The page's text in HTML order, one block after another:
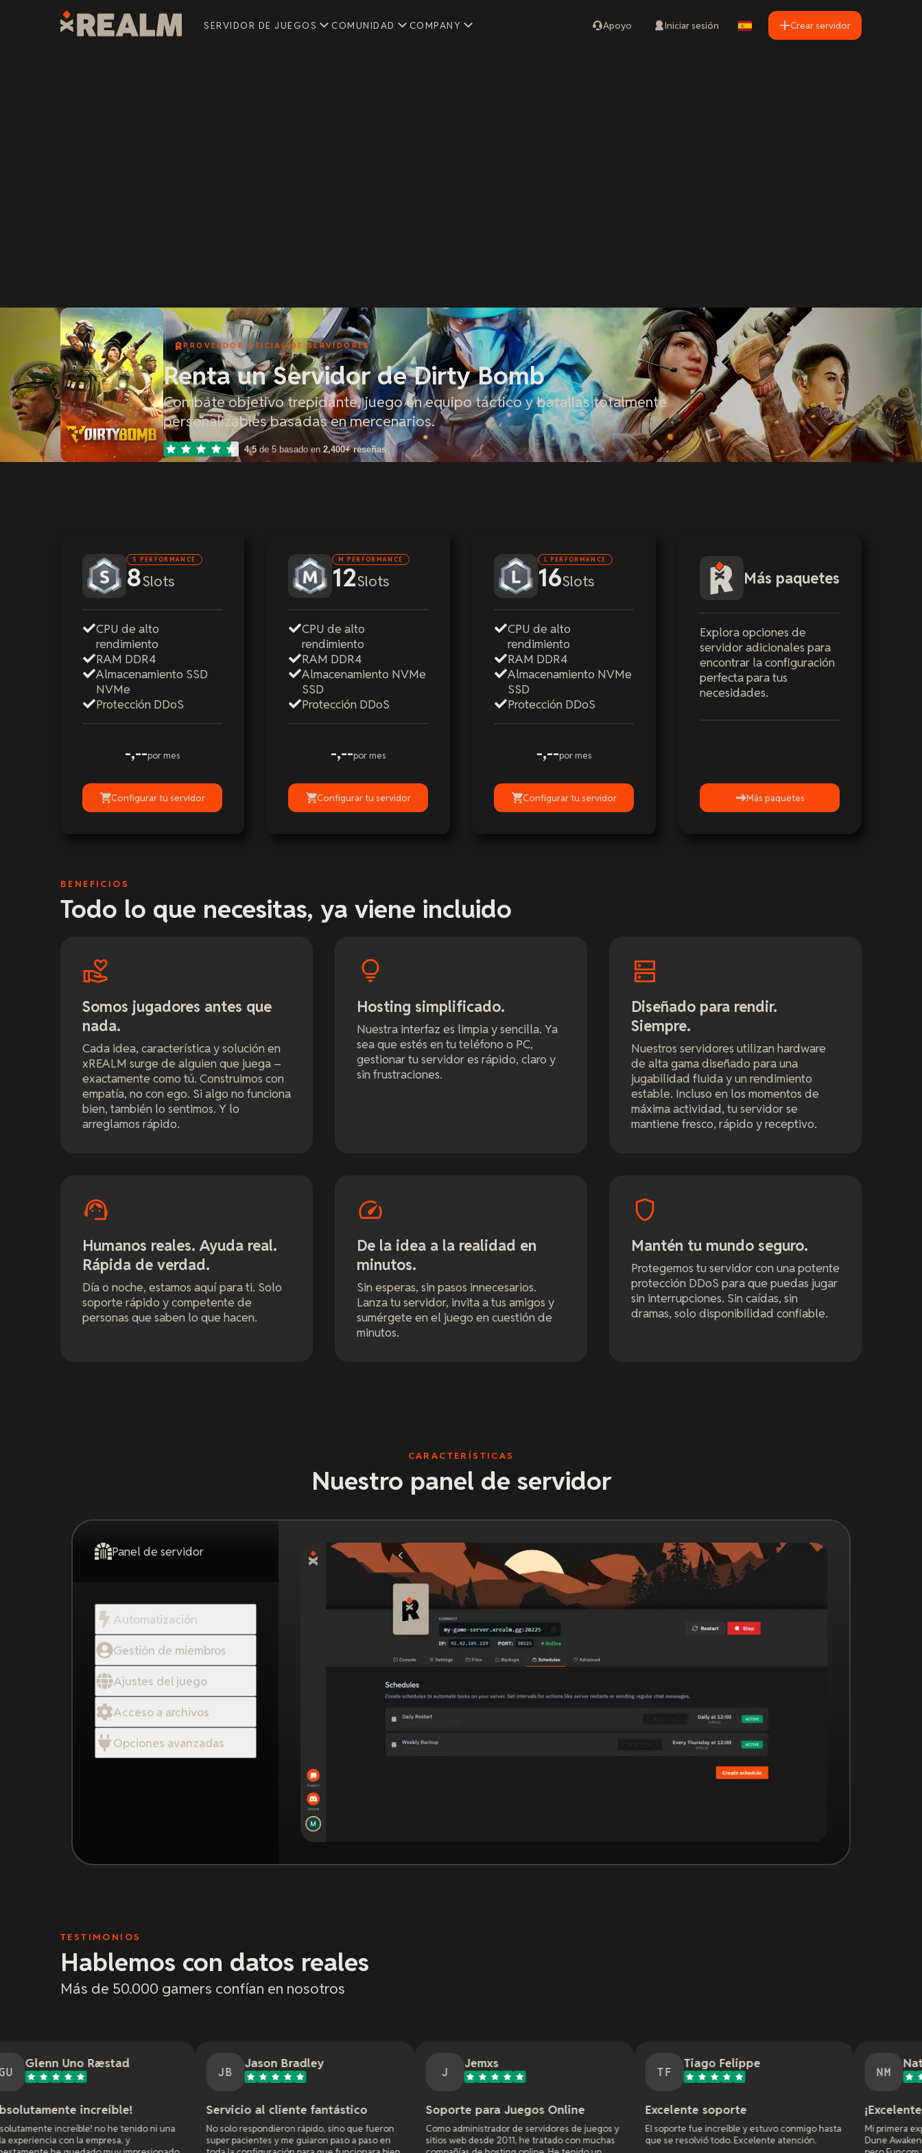
SERVIDOR DE JUEGOS COMUNIDAD COMPANY Apoyo Iniciar sesión Crear servidor
PROVEEDOR OFICIAL DE SERVIDORES
Renta un Servidor de Dirty Bomb
Combate objetivo trepidante, juego en equipo táctico y batallas totalmente
personalizables basadas en mercenarios.
4.5 de 5 basado en 2,400+ reseñas
S PERFORMANCE
8Slots
CPU de alto
rendimiento
RAM DDR4
Almacenamiento SSD
NVMe
Protección DDoS
-,--por mes
Configurar tu servidor
M PERFORMANCE
12Slots
CPU de alto
rendimiento
RAM DDR4
Almacenamiento NVMe
SSD
Protección DDoS
-,--por mes
Configurar tu servidor
L PERFORMANCE
16Slots
CPU de alto
rendimiento
RAM DDR4
Almacenamiento NVMe
SSD
Protección DDoS
-,--por mes
Configurar tu servidor
Más paquetes
Explora opciones de
servidor adicionales para
encontrar la configuración
perfecta para tus
necesidades.
Más paquetes
BENEFICIOS
Todo lo que necesitas, ya viene incluido
Somos jugadores antes que
nada.
Cada idea, característica y solución en
xREALM surge de alguien que juega –
exactamente como tú. Construimos con
empatía, no con ego. Si algo no funciona
bien, también lo sentimos. Y lo
arreglamos rápido.
Hosting simplificado.
Nuestra interfaz es limpia y sencilla. Ya
sea que estés en tu teléfono o PC,
gestionar tu servidor es rápido, claro y
sin frustraciones.
Diseñado para rendir.
Siempre.
Nuestros servidores utilizan hardware
de alta gama diseñado para una
jugabilidad fluida y un rendimiento
estable. Incluso en los momentos de
máxima actividad, tu servidor se
mantiene fresco, rápido y receptivo.
Humanos reales. Ayuda real.
Rápida de verdad.
Día o noche, estamos aquí para ti. Solo
soporte rápido y competente de
personas que saben lo que hacen.
De la idea a la realidad en
minutos.
Sin esperas, sin pasos innecesarios.
Lanza tu servidor, invita a tus amigos y
sumérgete en el juego en cuestión de
minutos.
Mantén tu mundo seguro.
Protegemos tu servidor con una potente
protección DDoS para que puedas jugar
sin interrupciones. Sin caídas, sin
dramas, solo disponibilidad confiable.
CARACTERÍSTICAS
Nuestro panel de servidor
Panel de servidor
Automatización
Gestión de miembros
Ajustes del juego
Acceso a archivos
Opciones avanzadas
TESTIMONIOS
Hablemos con datos reales
Más de 50.000 gamers confían en nosotros
Ræstad
no he tenido ni una
y
Servicio al cliente fantástico
No solo respondieron rápido, sino que fueron
super pacientes y me guiaron paso a paso en
Soporte para Juegos Online
Como administrador de servidores de juegos y
sitios web desde 2011, he tratado con muchas
Excelente soporte
El soporte fue increíble y estuvo conmigo hasta
que se resolvió todo. Excelente atención.
Nathan McClellan
¡Excelente servicio!
Mi primera experiencia con
Dune Awakening. Empecé con